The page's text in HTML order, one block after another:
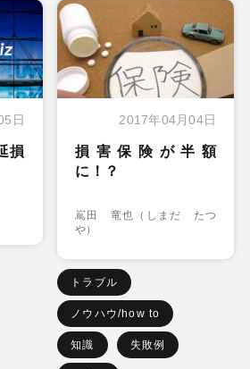
日
損
2017年04月04日
損害保険が半額
に！？
嶌田 竜也（しまだ たつ
や）
トラブル
ノウハウ/how to
知識 失敗例